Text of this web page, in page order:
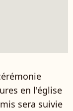
en l'église
sera suivie